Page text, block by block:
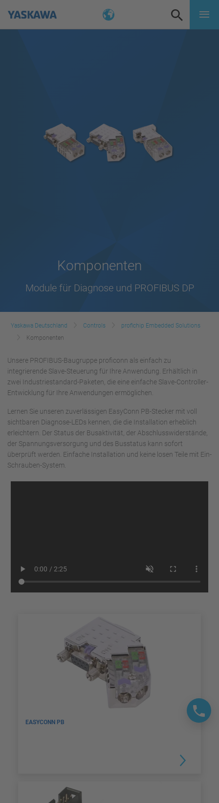
Komponenten
Module für Diagnose und PROFIBUS DP
Yaskawa Deutschland Controls
profichip Embedded Solutions
Komponenten
Unsere PROFIBUS-Baugruppe proficonn als einfach zu
integrierende Slave-Steuerung für Ihre Anwendung. Erhältlich in
zwei Industriestandard-Paketen, die eine einfache Slave-Controller-
Entwicklung für Ihre Anwendungen ermöglichen.
Lernen Sie unseren zuverlässigen EasyConn PB-Stecker mit voll
sichtbaren Diagnose-LEDs kennen, die die Installation erheblich
erleichtern. Der Status der Busaktivität, der Abschlusswiderstände,
der Spannungsversorgung und des Busstatus kann sofort
überprüft werden. Einfache Installation und keine losen Teile mit Ein-
Schrauben-System.
EASYCONN PB